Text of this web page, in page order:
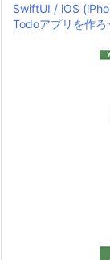
SwiftUI / iOS
Todoアプリを作ろ